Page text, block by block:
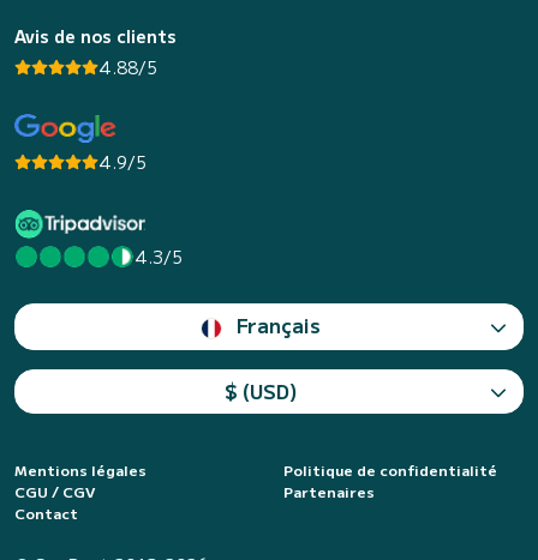
Avis de nos clients
4.88/5
4.9/5
4.3/5
Français
$ (USD)
Mentions légales
Politique de confidentialité
CGU / CGV
Partenaires
Contact